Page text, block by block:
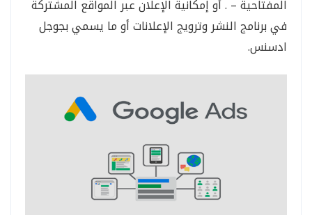
المفتاحية – . أو إمكانية الإعلان عبر المواقع المشتركة
في برنامج النشر وترويج الإعلانات أو ما يسمي بجوجل
ادسنس.